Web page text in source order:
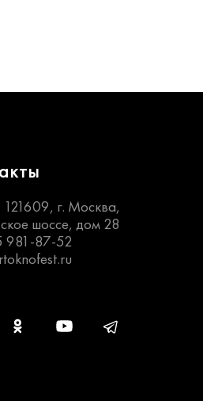
г. Москва,
шоссе, дом 28
981-87-52